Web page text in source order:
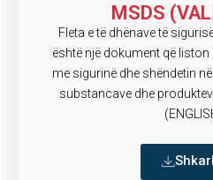
MSDS
Fleta e të dhënave të
është një dokument që
me sigurinë dhe shëndetin
substancave dhe